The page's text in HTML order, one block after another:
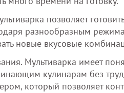
позволяет
разнообразным
новые вкусовые
Мультиварка имеет
кулинарам без
который позволяет